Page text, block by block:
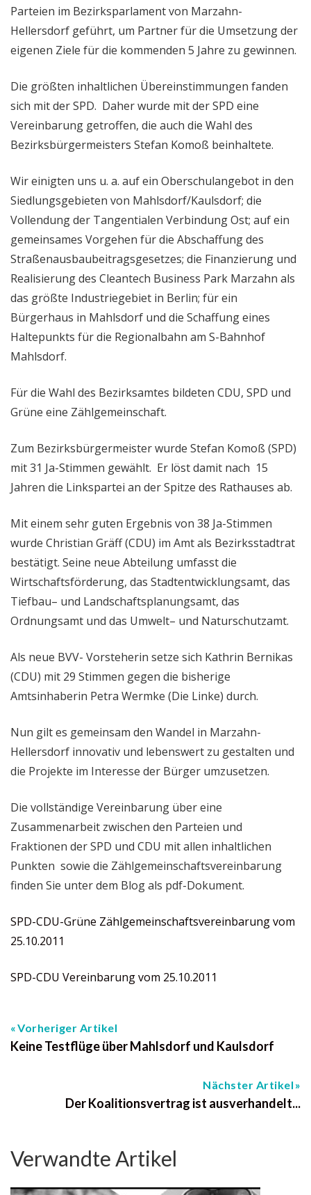
Parteien im Bezirksparlament von Marzahn-
Hellersdorf geführt, um Partner für die Umsetzung der
eigenen Ziele für die kommenden 5 Jahre zu gewinnen.
Die größten inhaltlichen Übereinstimmungen fanden
sich mit der SPD. Daher wurde mit der SPD eine
Vereinbarung getroffen, die auch die Wahl des
Bezirksbürgermeisters Stefan Komoß beinhaltete.
Wir einigten uns u. a. auf ein Oberschulangebot in den
Siedlungsgebieten von Mahlsdorf/Kaulsdorf; die
Vollendung der Tangentialen Verbindung Ost; auf ein
gemeinsames Vorgehen für die Abschaffung des
Straßenausbaubeitragsgesetzes; die Finanzierung und
Realisierung des Cleantech Business Park Marzahn als
das größte Industriegebiet in Berlin; für ein
Bürgerhaus in Mahlsdorf und die Schaffung eines
Haltepunkts für die Regionalbahn am S-Bahnhof
Mahlsdorf.
Für die Wahl des Bezirksamtes bildeten CDU, SPD und
Grüne eine Zählgemeinschaft.
Zum Bezirksbürgermeister wurde Stefan Komoß (SPD)
mit 31 Ja-Stimmen gewählt. Er löst damit nach 15
Jahren die Linkspartei an der Spitze des Rathauses ab.
Mit einem sehr guten Ergebnis von 38 Ja-Stimmen
wurde Christian Gräff (CDU) im Amt als Bezirksstadtrat
bestätigt. Seine neue Abteilung umfasst die
Wirtschaftsförderung, das Stadtentwicklungsamt, das
Tiefbau– und Landschaftsplanungsamt, das
Ordnungsamt und das Umwelt– und Naturschutzamt.
Als neue BVV- Vorsteherin setze sich Kathrin Bernikas
(CDU) mit 29 Stimmen gegen die bisherige
Amtsinhaberin Petra Wermke (Die Linke) durch.
Nun gilt es gemeinsam den Wandel in Marzahn-
Hellersdorf innovativ und lebenswert zu gestalten und
die Projekte im Interesse der Bürger umzusetzen.
Die vollständige Vereinbarung über eine
Zusammenarbeit zwischen den Parteien und
Fraktionen der SPD und CDU mit allen inhaltlichen
Punkten sowie die Zählgemeinschaftsvereinbarung
finden Sie unter dem Blog als pdf-Dokument.
SPD-CDU-Grüne Zählgemeinschaftsvereinbarung vom
25.10.2011
SPD-CDU Vereinbarung vom 25.10.2011
Vorheriger Artikel
Keine Testflüge über Mahlsdorf und Kaulsdorf
Nächster Artikel
Der Koalitionsvertrag ist ausverhandelt...
Verwandte Artikel